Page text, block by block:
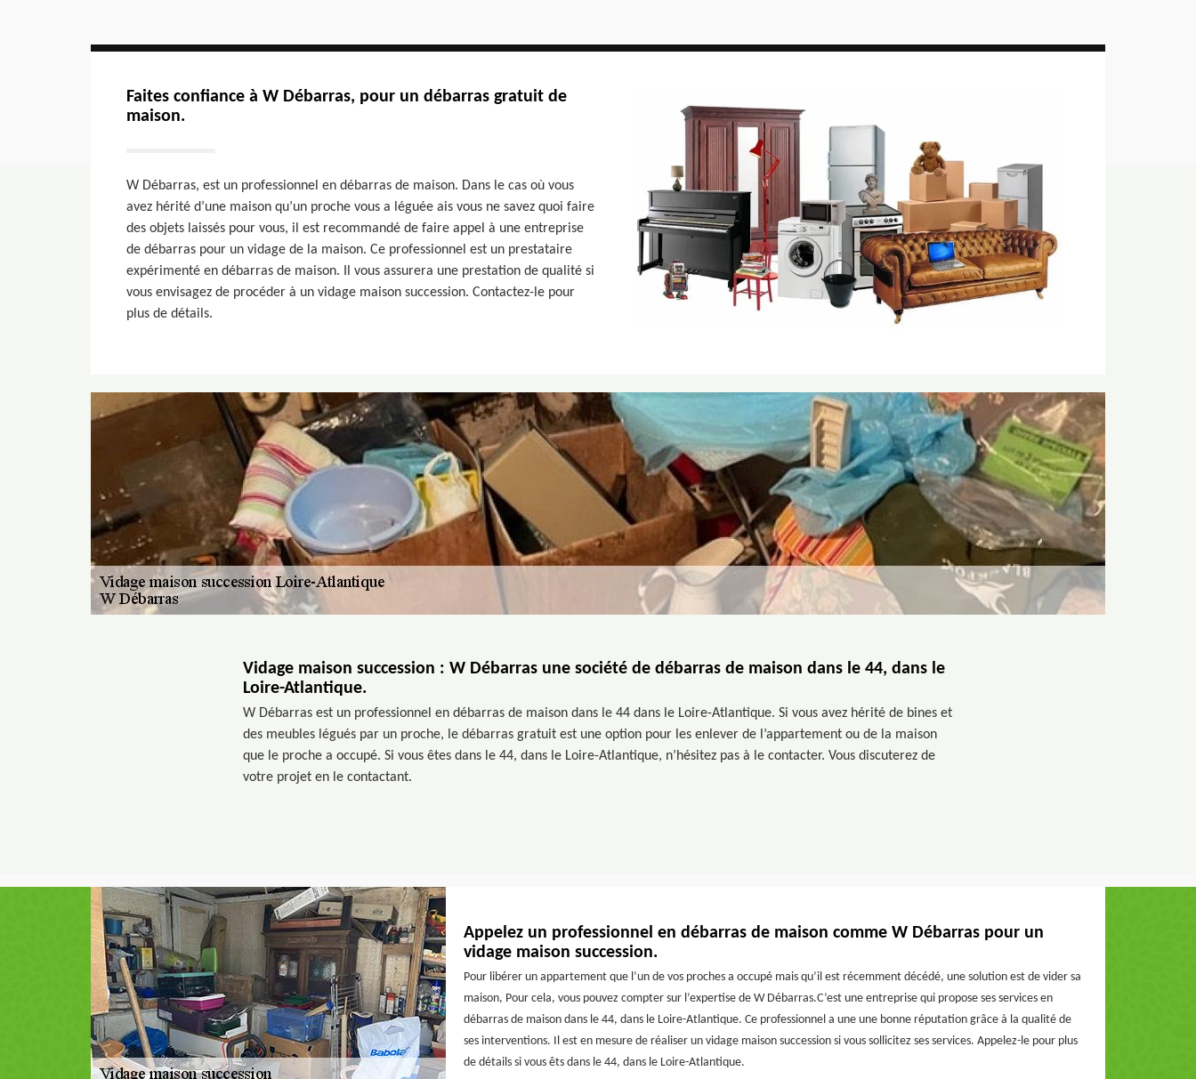
Faites confiance à W Débarras, pour un débarras gratuit de
maison.
W Débarras, est un professionnel en débarras de maison. Dans le cas où vous
avez hérité d’une maison qu’un proche vous a léguée ais vous ne savez quoi faire
des objets laissés pour vous, il est recommandé de faire appel à une entreprise
de débarras pour un vidage de la maison. Ce professionnel est un prestataire
expérimenté en débarras de maison. Il vous assurera une prestation de qualité si
vous envisagez de procéder à un vidage maison succession. Contactez-le pour
plus de détails.
Vidage maison succession : W Débarras une société de débarras de maison dans le 44, dans le
Loire-Atlantique.
W Débarras est un professionnel en débarras de maison dans le 44 dans le Loire-Atlantique. Si vous avez hérité de bines et
des meubles légués par un proche, le débarras gratuit est une option pour les enlever de l’appartement ou de la maison
que le proche a occupé. Si vous êtes dans le 44, dans le Loire-Atlantique, n’hésitez pas à le contacter. Vous discuterez de
votre projet en le contactant.
Appelez un professionnel en débarras de maison comme W Débarras pour un
vidage maison succession.
Pour libérer un appartement que l’un de vos proches a occupé mais qu’il est récemment décédé, une solution est de vider sa
maison, Pour cela, vous pouvez compter sur l’expertise de W Débarras.C’est une entreprise qui propose ses services en
débarras de maison dans le 44, dans le Loire-Atlantique. Ce professionnel a une une bonne réputation grâce à la qualité de
ses interventions. Il est en mesure de réaliser un vidage maison succession si vous sollicitez ses services. Appelez-le pour plus
de détails si vous êts dans le 44, dans le Loire-Atlantique.